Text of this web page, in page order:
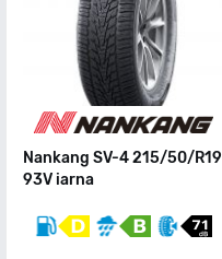
Nankang SV-4 215/50/R19
93V iarna